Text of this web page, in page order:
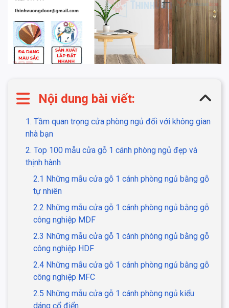
Nội dung bài viết:
1. Tầm quan trọng cửa phòng ngủ đối với không gian
nhà bạn
2. Top 100 mẫu cửa gỗ 1 cánh phòng ngủ đẹp và
thịnh hành
2.1 Những mẫu cửa gỗ 1 cánh phòng ngủ bằng gỗ
tự nhiên
2.2 Những mẫu cửa gỗ 1 cánh phòng ngủ bằng gỗ
công nghiệp MDF
2.3 Những mẫu cửa gỗ 1 cánh phòng ngủ bằng gỗ
công nghiệp HDF
2.4 Những mẫu cửa gỗ 1 cánh phòng ngủ bằng gỗ
công nghiệp MFC
2.5 Những mẫu cửa gỗ 1 cánh phòng ngủ kiểu
dáng cổ điển